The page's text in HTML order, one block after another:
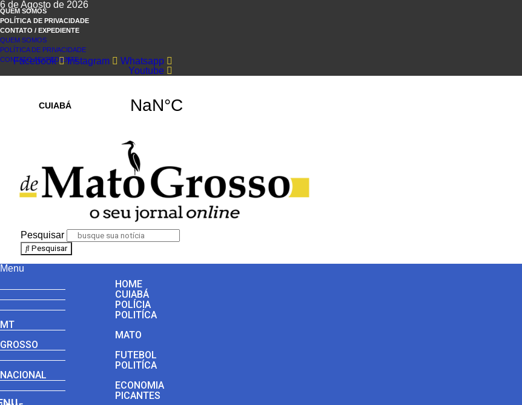
6 de Agosto de 2026
QUEM SOMOS
POLÍTICA DE PRIVACIDADE
CONTATO / EXPEDIENTE
QUEM SOMOS
POLÍTICA DE PRIVACIDADE
CONTATO / EXPEDIENTE
Facebook Instagram
Whatsapp
Youtube
Pesquisar
Pesquisar
Menu
HOME
CUIABÁ
POLÍCIA
POLITÍCA
MT
MATO
GROSSO
FUTEBOL
POLITÍCA
NACIONAL
ECONOMIA
PICANTES